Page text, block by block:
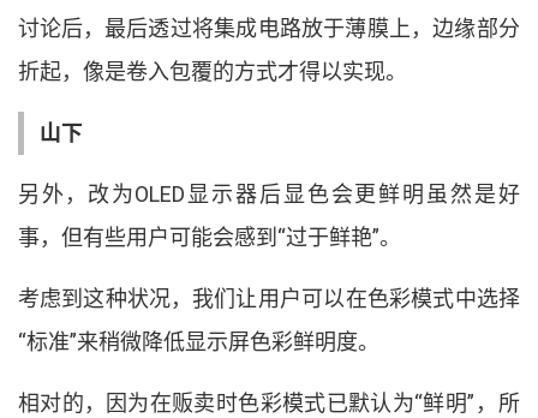
讨论后， 最后透过将集成电路放于薄膜上， 边缘部分
折起， 像是卷入包覆的方式才得以实现。
山下
另外， 改为OLED显示器后显色会更鲜明虽然是好
事， 但有些用户可能会感到 “过于鲜艳”。
考虑到这种状况， 我们让用户可以在色彩模式中选择
“标准”来稍微降低显示屏色彩鲜明度。
相对的， 因为在贩卖时色彩模式已默认为“鲜明” ， 所